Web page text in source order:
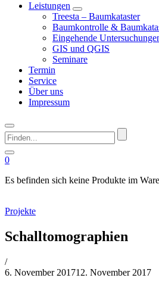
Leistungen
Treesta – Baumkataster
Baumkontrolle &
Eingehende
GIS und QGIS
Seminare
Termin
Service
Über uns
Impressum
Finden...
0
Es befinden sich keine Produkte im
Projekte
Schalltomographien
von
Philipp
/
6. November 201712. November 2017